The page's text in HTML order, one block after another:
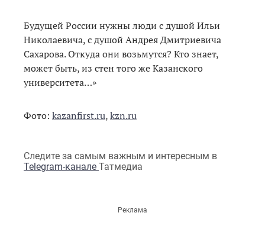
Будущей России нужны люди с душой Ильи
Николаевича, с душой Андрея Дмитриевича
Сахарова. Откуда они возьмутся? Кто знает,
может быть, из стен того же Казанского
университета…»
Фото: kazanfirst.ru,kzn.ru
Следите за самым важным и интересным в
Telegram-канале Татмедиа
Реклама